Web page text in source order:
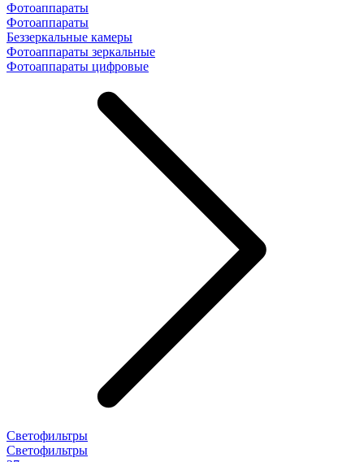
Фотоаппараты
Фотоаппараты
Беззеркальные камеры
Фотоаппараты зеркальные
Фотоаппараты цифровые
Светофильтры
Светофильтры